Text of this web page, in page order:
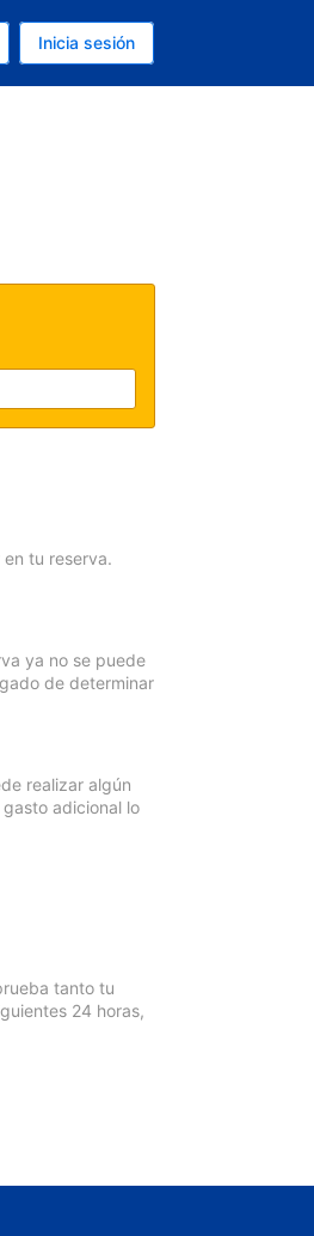
Inicia sesión
tu reserva.
ya no se puede
de determinar
realizar algún
adicional lo
tanto tu
24 horas,